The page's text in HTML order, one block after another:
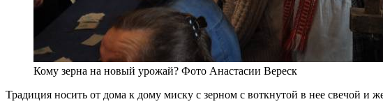
Кому зерна на новый урожай? Фото Анастасии Вереск
Традиция носить от дома к дому миску с зерном с воткнутой в нее свечой и